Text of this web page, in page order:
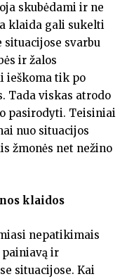
skubėdami ir ne
klaida gali sukelti
svarbu
ir žalos
ieškoma tik po
Tada viskas atrodo
pasirodyti. Teisiniai
nuo situacijos
žmonės net nežino
klaidos
nepatikimais
ir
situacijose. Kai